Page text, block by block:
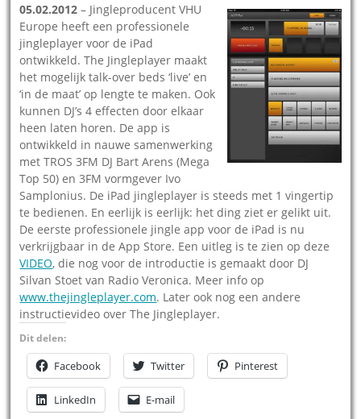
05.02.2012– Jingleproducent VHU
Europe heeft een professionele
jingleplayer voor de iPad
ontwikkeld. The Jingleplayer maakt
het mogelijk talk-over beds ‘live’ en
‘in de maat’ op lengte te maken. Ook
kunnen DJ’s 4 effecten door elkaar
heen laten horen. De app is
ontwikkeld in nauwe samenwerking
met TROS 3FM DJ Bart Arens (Mega
Top 50) en 3FM vormgever Ivo
Samplonius. De iPad jingleplayer is steeds met 1 vingertip
te bedienen. En eerlijk is eerlijk: het ding ziet er gelikt uit.
De eerste professionele jingle app voor de iPad is nu
verkrijgbaar in de App Store. Een uitleg is te zien op deze
VIDEO, die nog voor de introductie is gemaakt door DJ
Silvan Stoet van Radio Veronica. Meer info op
www.thejingleplayer.com. Later ook nog een andere
instructievideo over The Jingleplayer.
Dit delen:
Facebook Twitter Pinterest
LinkedIn E-mail